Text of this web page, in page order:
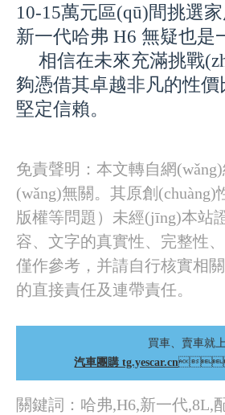
10-15萬元區(qū)間挑選
新一代哈弗 H6 無疑也是
相信在未來充滿挑戰
夠憑借其卓越非凡的性
堅定信賴。
免責聲明：本文轉自網(wǎng)
(wǎng)無關。其原創
版權等問題）未經(jīng)本站
容、文字的真實性、完
僅作參考，并請自行核實相關
的直接責任及連帶責任。
買車、賣車
汽車團購 tg.yescar.cn，
關鍵詞：哈弗,H6,新一代,8L,